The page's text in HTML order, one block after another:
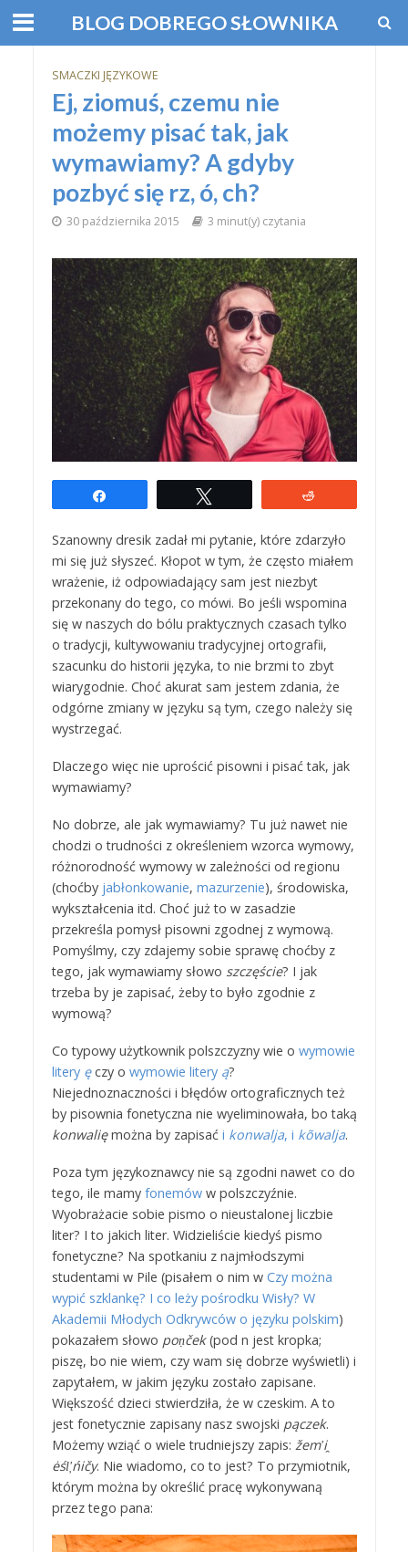
BLOG DOBREGO SŁOWNIKA
SMACZKI JĘZYKOWE
Ej, ziomuś, czemu nie
możemy pisać tak, jak
wymawiamy? A gdyby
pozbyć się rz, ó, ch?
30 października 2015 3 minut(y) czytania
Szanowny dresik zadał mi pytanie, które zdarzyło
mi się już słyszeć. Kłopot w tym, że często miałem
wrażenie, iż odpowiadający sam jest niezbyt
przekonany do tego, co mówi. Bo jeśli wspomina
się w naszych do bólu praktycznych czasach tylko
o tradycji, kultywowaniu tradycyjnej ortografii,
szacunku do historii języka, to nie brzmi to zbyt
wiarygodnie. Choć akurat sam jestem zdania, że
odgórne zmiany w języku są tym, czego należy się
wystrzegać.
Dlaczego więc nie uprościć pisowni i pisać tak, jak
wymawiamy?
No dobrze, ale jak wymawiamy? Tu już nawet nie
chodzi o trudności z określeniem wzorca wymowy,
różnorodność wymowy w zależności od regionu
(choćby jabłonkowanie, mazurzenie), środowiska,
wykształcenia itd. Choć już to w zasadzie
przekreśla pomysł pisowni zgodnej z wymową.
Pomyślmy, czy zdajemy sobie sprawę choćby z
tego, jak wymawiamy słowo szczęście? I jak
trzeba by je zapisać, żeby to było zgodnie z
wymową?
Co typowy użytkownik polszczyzny wie o wymowie
litery ęczy o wymowie litery ą?
Niejednoznaczności i błędów ortograficznych też
by pisownia fonetyczna nie wyeliminowała, bo taką
konwalięmożna by zapisać i konwalja, i kõwalja.
Poza tym językoznawcy nie są zgodni nawet co do
tego, ile mamy fonemóww polszczyźnie.
Wyobrażacie sobie pismo o nieustalonej liczbie
liter? I to jakich liter. Widzieliście kiedyś pismo
fonetyczne? Na spotkaniu z najmłodszymi
studentami w Pile (pisałem o nim w Czy można
wypić szklankę? I co leży pośrodku Wisły? W
Akademii Młodych Odkrywców o języku polskim)
pokazałem słowo poṇček(pod n jest kropka;
piszę, bo nie wiem, czy wam się dobrze wyświetli) i
zapytałem, w jakim języku zostało zapisane.
Większość dzieci stwierdziła, że w czeskim. A to
jest fonetycznie zapisany nasz swojski pączek.
Możemy wziąć o wiele trudniejszy zapis: žemʹi ̯
ėśl̦ʹńičy. Nie wiadomo, co to jest? To przymiotnik,
którym można by określić pracę wykonywaną
przez tego pana: